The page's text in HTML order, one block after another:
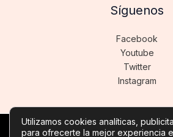
Síguenos
Facebook
Youtube
Twitter
Instagram
Utilizamos cookies analíticas,
para ofrecerte la mejor experiencia